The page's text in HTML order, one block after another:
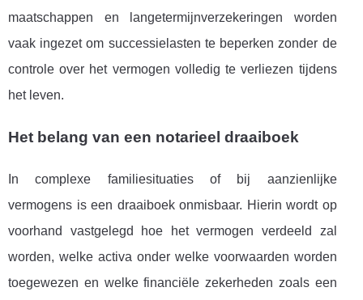
maatschappen en langetermijnverzekeringen worden
vaak ingezet om successielasten te beperken zonder de
controle over het vermogen volledig te verliezen tijdens
het leven.
Het belang van een notarieel draaiboek
In complexe familiesituaties of bij aanzienlijke
vermogens is een draaiboek onmisbaar. Hierin wordt op
voorhand vastgelegd hoe het vermogen verdeeld zal
worden, welke activa onder welke voorwaarden worden
toegewezen en welke financiële zekerheden zoals een